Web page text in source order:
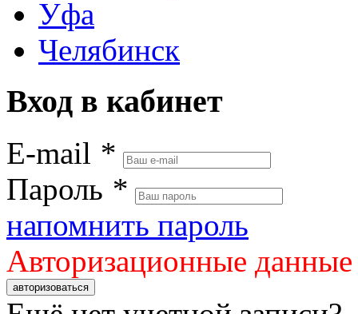
Уфа
Челябинск
Вход в кабинет
E-mail *
Пароль *
напомнить пароль
Авторизационные
авторизоваться